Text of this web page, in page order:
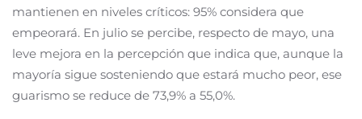
mantienen en niveles críticos: 95% considera que
empeorará. En julio se percibe, respecto de mayo, una
leve mejora en la percepción que indica que, aunque la
mayoría sigue sosteniendo que estará mucho peor, ese
guarismo se reduce de 73,9% a 55,0%.